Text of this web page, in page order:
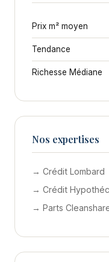
Prix m² moyen
Tendance
Richesse Médiane
Nos expertises
→ Crédit Lombard
→ Crédit
→ Parts